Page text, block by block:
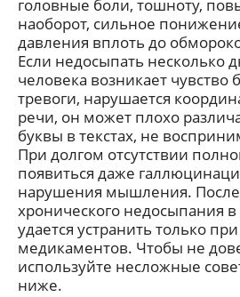
головные боли, тошноту,
наоборот, сильное
давления вплоть до
Если недосыпать несколько
человека возникает чувство
тревоги, нарушается
речи, он может плохо
буквы в текстах, не
При долгом отсутствии
появиться даже
нарушения мышления.
хронического недосыпания в
удается устранить только
медикаментов. Чтобы не
используйте несложные
ниже.